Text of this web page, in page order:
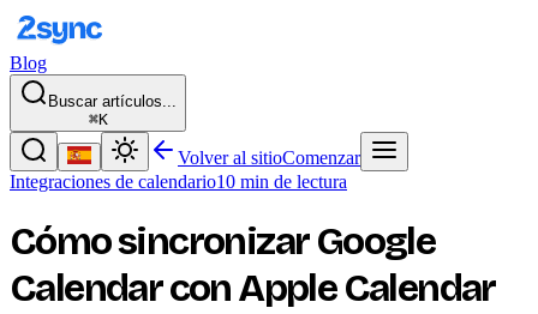
Blog
Buscar artículos...
⌘K
Volver al sitioComenzar
Integraciones de calendario10 min de lectura
Cómo sincronizar Google
Calendar con Apple Calendar